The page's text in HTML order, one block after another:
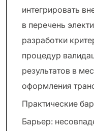
интегрировать
в перечень
разработки
процедур
результатов в
оформления
Практические
Барьер: